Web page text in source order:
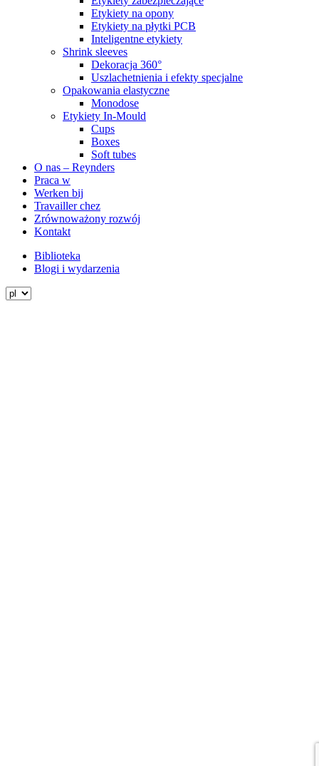
Etykiety na opony
Etykiety na płytki PCB
Inteligentne etykiety
Shrink sleeves
Dekoracja 360°
Uszlachetnienia i efekty specjalne
Opakowania elastyczne
Monodose
Etykiety In-Mould
Cups
Boxes
Soft tubes
O nas – Reynders
Praca w
Werken bij
Travailler chez
Zrównoważony rozwój
Kontakt
Secondary
menu
Biblioteka
Blogi i wydarzenia